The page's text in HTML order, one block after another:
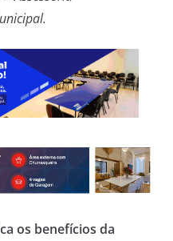
os benefícios da